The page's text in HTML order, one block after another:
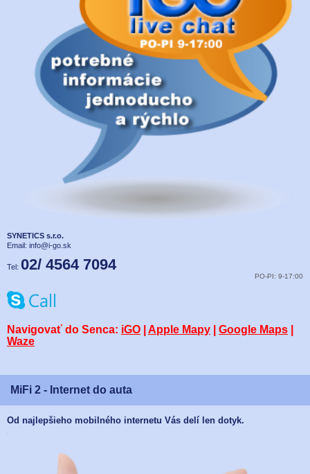
SYNETICS s.r.o.
Email: info@i-go.sk
Tel: 02/ 4564 7094
PO-PI: 9-17:00
Navigovať do Senca: iGO Apple Mapy Google Maps
Waze
MiFi 2 - Internet do auta
Od najlepšieho mobilného internetu Vás delí len dotyk.